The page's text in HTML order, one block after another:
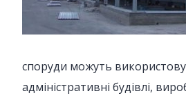
споруди можуть
адміністративні будівлі,